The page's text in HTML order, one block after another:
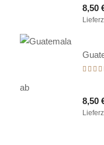
von 5
8,50
von 5
ab
8,50